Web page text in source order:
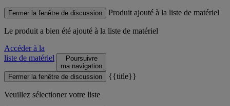
Fermer la fenêtre de discussion Produit ajouté à la liste de matériel
Le produita bien été ajouté à la liste de matériel
Accéder à la
liste de matériel
Poursuivre
ma navigation
Fermer la fenêtre de discussion
{{title}}
Veuillez sélectioner votre liste